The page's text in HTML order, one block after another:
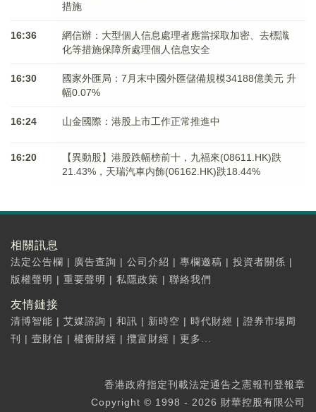
措施
16:36
網信辦：大型個人信息處理者應當採取加密、去標識
化等措施保障所處理個人信息安全
16:30
國家外匯局：7月末中國外匯儲備規模34188億美元 升
幅0.07%
16:24 山金國際：港股上市工作正常推進中
16:20
【異動股】港股跌幅榜前十，九福來(08611.HK)跌
21.43%，天瑞汽車内飾(06162.HK)跌18.44%
相關訊息
法定公告欄 | 廣告查詢 | 公司介紹 | 專欄邀稿 | 投資者關係 |
版權聲明 | 重要聲明 | 私隱政策 | 聯絡我們
友情鏈接
清博智能 | 艾媒諮詢 | 和訊 | 新時空 | 時代財經 | 證券市場周
刊
| 壹財信 | 權衡財經 | 攬富財經 | 更多...
香港政府指定刊載法定通告之憲報刊登報章
Copyright © 1998 - 2026 財華控股有限公司